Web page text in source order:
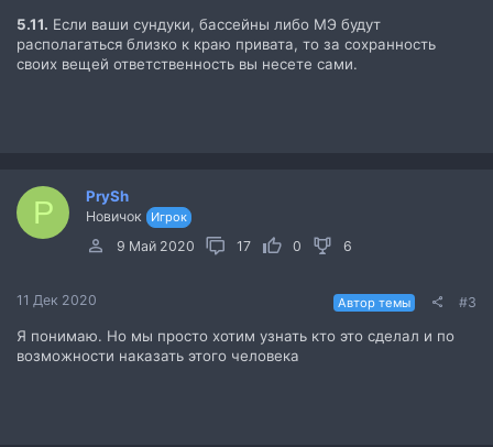
5.11. Если ваши сундуки, бассейны либо МЭ будут
располагаться близко к краю привата, то за сохранность
своих вещей ответственность вы несете сами.
P PrySh
Новичок Игрок
9 Май 2020 17 0 6
11 Дек 2020 Автор темы #3
Я понимаю. Но мы просто хотим узнать кто это сделал и по
возможности наказать этого человека